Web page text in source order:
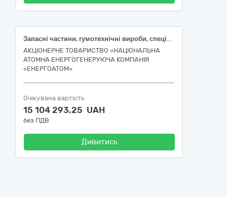
Запасні частини, гумотехнічні вироби, спеціальні пристосування та запасні частини до них для дизель-генераторів на базі двигуна типу 12ZV40/48: лот 1 - 31160000-5 Частини електродвигунів, генераторів і трансформаторів (запасні частини та гумотехнічні вироби до дизель-генераторів на базі двигуна типу 12ZV40/48), лот 2 - 31160000-5 Частини електродвигунів, генераторів і трансформаторів (спеціальні пристосування та запасні частини до них для ремонту двигуна типу 12ZV40/48)
АКЦІОНЕРНЕ ТОВАРИСТВО «НАЦІОНАЛЬНА
АТОМНА ЕНЕРГОГЕНЕРУЮЧА КОМПАНІЯ
«ЕНЕРГОАТОМ»
Очікувана вартість
15 104 293,25 UAH
без ПДВ
Дивитись